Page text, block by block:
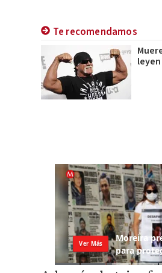
Te recomendamos